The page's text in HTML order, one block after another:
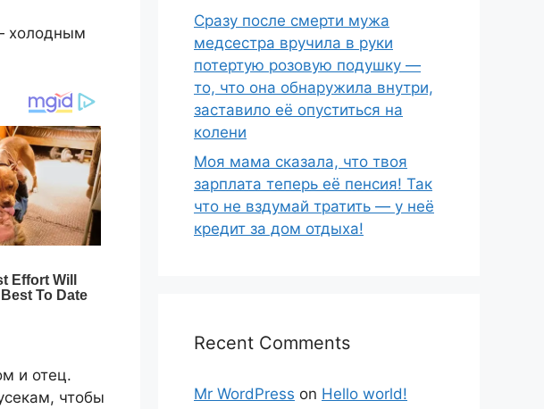
холодным
и отец.
чтобы
Сразу после смерти мужа
медсестра вручила в руки
потертую розовую подушку —
то, что она обнаружила внутри,
заставило её опуститься на
колени
Моя мама сказала, что твоя
зарплата теперь её пенсия! Так
что не вздумай тратить — у неё
кредит за дом отдыха!
Recent Comments
Mr WordPress on Hello world!